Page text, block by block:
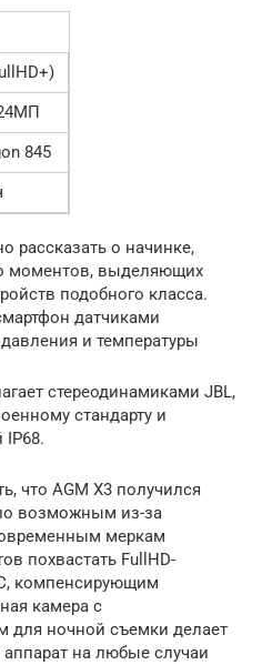
845
рассказать о начинке,
моментов, выделяющих
подобного класса.
датчиками
и температуры
стереодинамиками JBL,
стандарту и
IP68.
что AGM X3 получился
возможным из-за
меркам
похвастать FullHD-
компенсирующим
камера с
для ночной съемки делает
на любые случаи